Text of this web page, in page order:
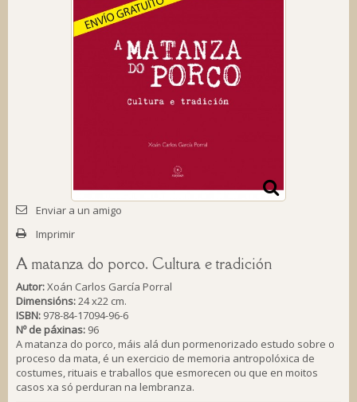
Enviar a un amigo
Imprimir
A matanza do porco. Cultura e tradición
Autor:Xoán Carlos García Porral
Dimensións:24 x22 cm.
ISBN: 978-84-17094-96-6
Nº de páxinas: 96
A matanza do porco, máis alá dun pormenorizado estudo sobre o
proceso da mata, é un exercicio de memoria antropolóxica de
costumes, rituais e traballos que esmorecen ou que en moitos
casos xa só perduran na lembranza.